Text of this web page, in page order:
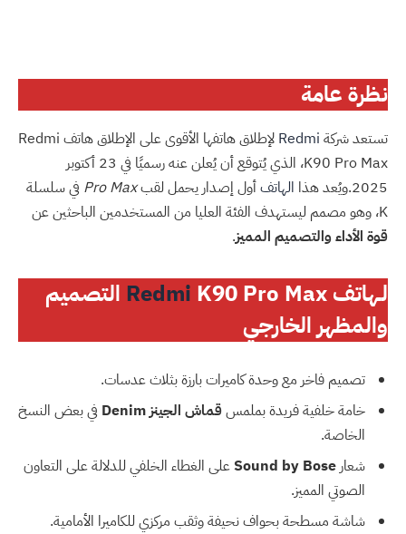
نظرة عامة
تستعد شركة Redmi
لإطلاق هاتفها الأقوى على الإطلاق هاتف Redmi
K90 Pro Max، الذي يُتوقع أن يُعلن عنه رسميًا في 23 أكتوبر
2025.ويُعد هذا
الهاتفأول إصدار يحمل لقبPro Max في سلسلة
K، وهو مصمم ليستهدف الفئة العليا من المستخدمين الباحثين عن
قوة الأداء والتصميم المميز.
لـهاتف Redmi K90 Pro Max التصميم
والمظهر الخارجي
تصميم فاخر مع وحدة كاميرات بارزة بثلاث عدسات.
خامة خلفية فريدة بملمسقماش الجينز Denim
في بعض النسخ
الخاصة.
شعار Sound by Boseعلى الغطاء الخلفي للدلالة على التعاون
الصوتي المميز.
شاشة مسطحة بحواف نحيفة وثقب مركزي للكاميرا الأمامية.